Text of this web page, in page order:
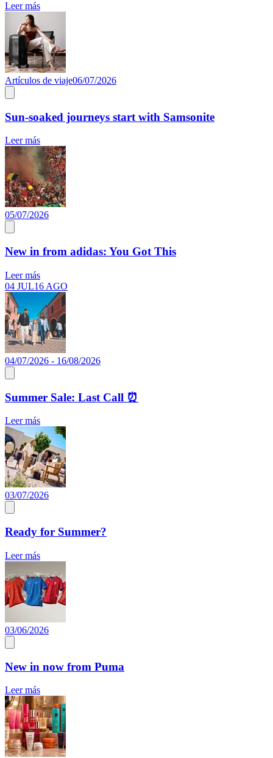
Leer más
Artículos de viaje06/07/2026
Sun-soaked journeys start with Samsonite
Leer más
05/07/2026
New in from adidas: You Got This
Leer más
04 JUL16 AGO
04/07/2026 - 16/08/2026
Summer Sale: Last Call ⏰
Leer más
03/07/2026
Ready for Summer?
Leer más
03/06/2026
New in now from Puma
Leer más